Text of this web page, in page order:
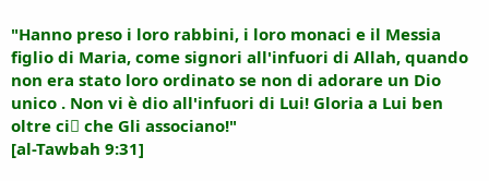
"Hanno preso i loro rabbini, i loro monaci e il Messia
figlio di Maria, come signori all'infuori di Allah, quando
non era stato loro ordinato se non di adorare un Dio
unico . Non vi è dio all'infuori di Lui! Gloria a Lui ben
oltre ciٍ che Gli associano!"
[al-Tawbah 9:31]